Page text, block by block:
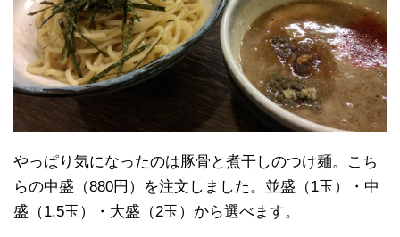
やっぱり気になったのは豚骨と煮干しのつけ麺。こち
らの中盛（880円）を注文しました。並盛（1玉）・中
盛（1.5玉）・大盛（2玉）から選べます。